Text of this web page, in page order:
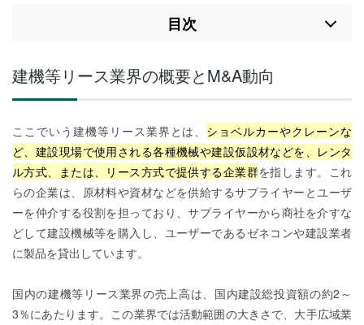
⽬次
建機等リース業界の概要とM&A動向
ここでいう建機等リース業界とは、 ショベルカーやクレーンな
ど、建設現場で使用される各種機械や建設仮設材などを、レンタ
ル方式、または、リース方式で提供する企業群を指します。これ
らの企業は、原材料や資材などを供給するサプライヤーとユーザ
ーを仲介する役割を担っており、サプライヤーから商社を介すな
どして建設機械等を購入し、ユーザーであるゼネコンや建設業者
に製品を貸出しています。
国内の建機等リース業界の売上高は、国内建設総投資額の約2～
3％にあたります。この業界では活動範囲の大きさで、大手広域業